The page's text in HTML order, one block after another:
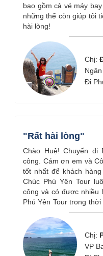
bao gồm cả vé máy
những thế còn giúp tôi
hài lòng!
Chị:
Đi
"Rất hài lòng"
Chào Huệ! Chuyến đi
công. Cám ơn em và
tốt nhất để khách
Chúc Phú Yên Tour
công và có được nhiều
Phú Yên Tour trong
Trang rất nhiều.
Chị:
VP